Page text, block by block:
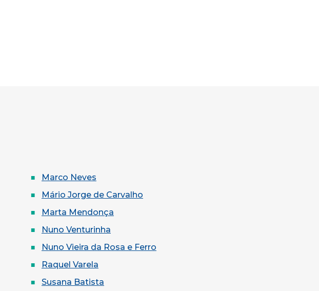
Marco Neves
Mário Jorge de Carvalho
Marta Mendonça
Nuno Venturinha
Nuno Vieira da Rosa e Ferro
Raquel Varela
Susana Batista